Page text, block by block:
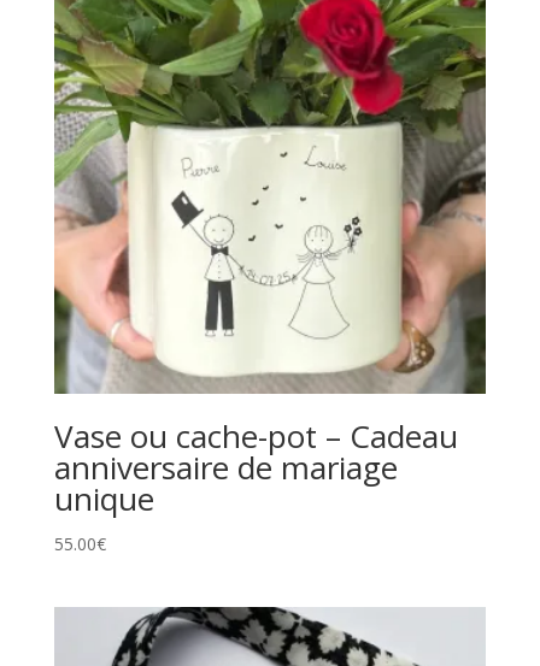
Vase ou cache-pot – Cadeau
anniversaire de mariage
unique
55.00€